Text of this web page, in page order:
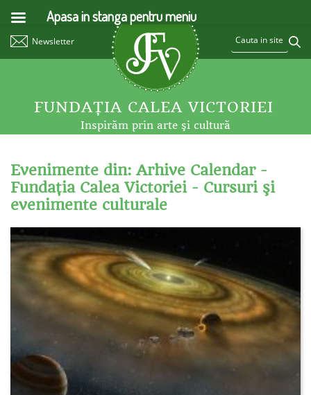
Newsletter
FUNDAŢIA CALEA VICTORIEI
Inspirăm prin arte şi cultură
Evenimente din: Arhive Calendar -
Fundaţia Calea Victoriei - Cursuri şi
evenimente culturale
Apasa in stanga pentru meniu